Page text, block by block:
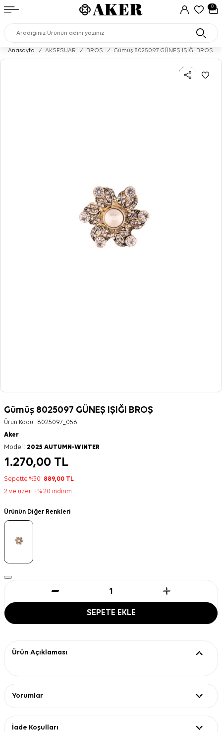
0
Anasayfa / AKSESUAR / BROŞ / Gümüş 8025097 GÜNEŞ IŞIĞI BROŞ
Gümüş 8025097 GÜNEŞ IŞIĞI BROŞ
Ürün Kodu : 8025097_056
Aker
Model : 2025 AUTUMN-WINTER
1.270,00 TL
Sepette %30 889,00 TL
2 ve üzeri +% 20 indirim
Ürünün Diğer Renkleri
SEPETE EKLE
Ürün Açıklaması
Yorumlar
İade Koşulları